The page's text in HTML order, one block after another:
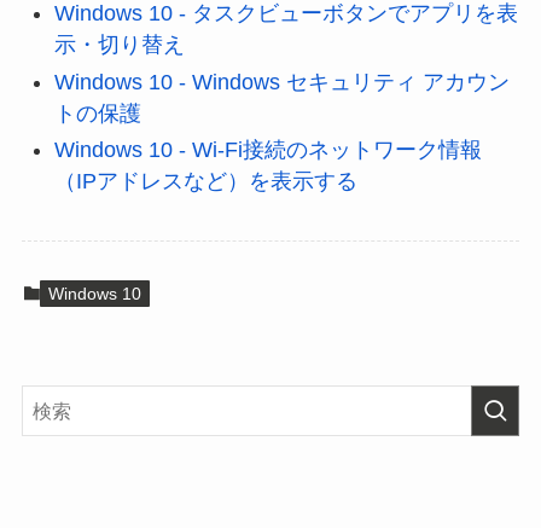
Windows 10 - タスクビューボタンでアプリを表
示・切り替え
Windows 10 - Windows セキュリティ アカウン
トの保護
Windows 10 - Wi-Fi接続のネットワーク情報
（IPアドレスなど）を表示する
Windows 10